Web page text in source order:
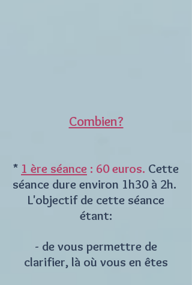
Combien?
* 1 ère séance : 60 euros. Cette
séance dure environ 1h30 à 2h.
L'objectif de cette séance
étant:
- de vous permettre de
clarifier, là où vous en êtes